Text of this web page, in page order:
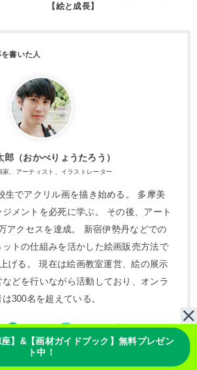
【絵と成長】
郎（おかべりょうたろう）
家、アーティスト、イラストレーター
生でアクリル画を描き始める。 多摩美
メントを必死に学ぶ。 その後、アート
アクセスを達成。 新宿伊勢丹などでの
トの仕組みを活かした絵画販売方法で
げる。 現在は絵画教室運営、絵の展示
どを行いながら活動しており、オンラ
300名を超えている。
座】&【画材ガイドブック】無料プレゼン
ト中！